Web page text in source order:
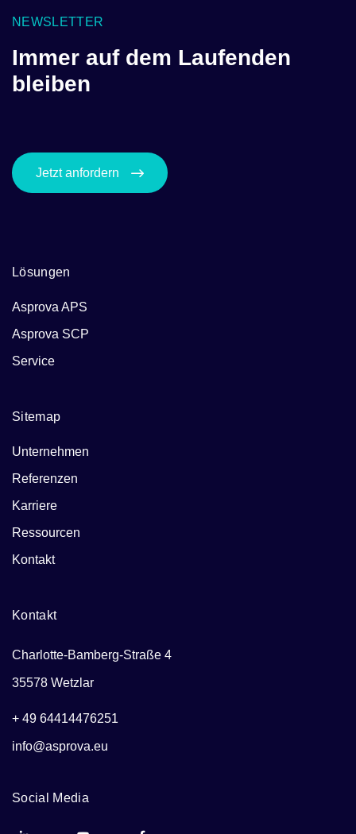
NEWSLETTER
Immer auf dem Laufenden
bleiben
Jetzt anfordern
Lösungen
Asprova APS
Asprova SCP
Service
Sitemap
Unternehmen
Referenzen
Karriere
Ressourcen
Kontakt
Kontakt
Charlotte-Bamberg-Straße 4
35578 Wetzlar
+ 49 64414476251
info@asprova.eu
Social Media